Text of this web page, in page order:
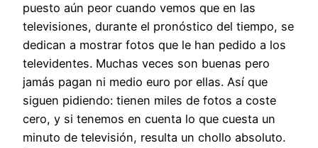
puesto aún peor cuando vemos que en las
televisiones, durante el pronóstico del tiempo, se
dedican a mostrar fotos que le han pedido a los
televidentes. Muchas veces son buenas pero
jamás pagan ni medio euro por ellas. Así que
siguen pidiendo: tienen miles de fotos a coste
cero, y si tenemos en cuenta lo que cuesta un
minuto de televisión, resulta un chollo absoluto.